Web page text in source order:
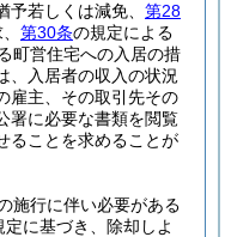
若しくは減免、 第28
第30条の規定による
町営住宅への入居の措
、入居者の収入の状況
雇主、その取引先その
署に必要な書類を閲覧
ることを求めることが
施行に伴い必要がある
定に基づき、除却しよ